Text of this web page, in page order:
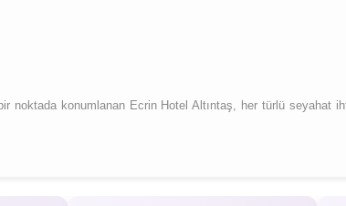
noktada konumlanan Ecrin Hotel Altıntaş, her türlü seyahat